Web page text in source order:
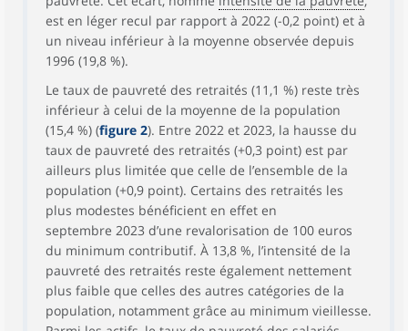
est en léger recul par rapport à 2022 (-0,2 point) et à
un niveau inférieur à la moyenne observée depuis
1996 (19,8 %).
Le taux de pauvreté des retraités (11,1 %) reste très
inférieur à celui de la moyenne de la population
(15,4 %) (figure 2). Entre 2022 et 2023, la hausse du
taux de pauvreté des retraités (+0,3 point) est par
ailleurs plus limitée que celle de l’ensemble de la
population (+0,9 point). Certains des retraités les
plus modestes bénéficient en effet en
septembre 2023 d’une revalorisation de 100 euros
du minimum contributif. À 13,8 %, l’intensité de la
pauvreté des retraités reste également nettement
plus faible que celles des autres catégories de la
population, notamment grâce au minimum vieillesse.